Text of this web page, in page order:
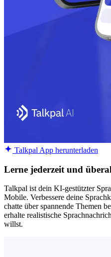
Talkpal App herunterladen
Lerne jederzeit und
Talkpal ist dein KI-gestützter
Mobile. Verbessere deine
chatte über spannende Themen
erhalte realistische
willst.